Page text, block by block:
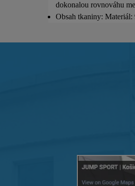
dokonalou rovnováhu
Obsah tkaniny: